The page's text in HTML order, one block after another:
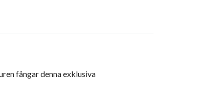
fångar denna exklusiva